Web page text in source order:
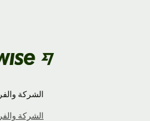
الشركة والفريق
الشركة والفريق